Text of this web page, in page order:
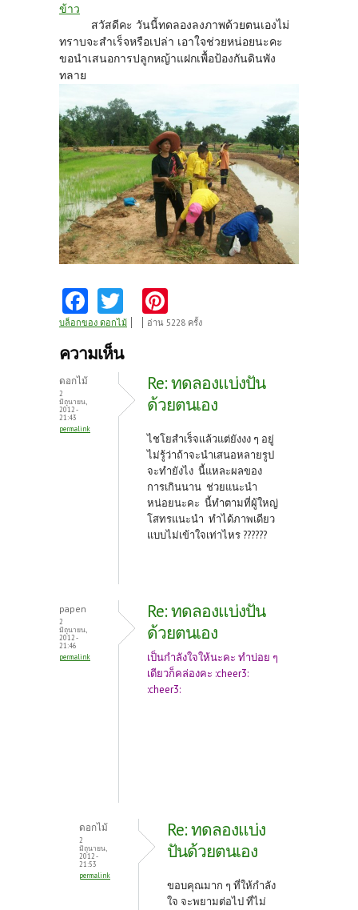
ข้าว
สวัสดีคะ วันนี้ทดลองลงภาพด้วยตนเองไม่
ทราบจะสำเร็จหรือเปล่า เอาใจช่วยหน่อยนะคะ
ขอนำเสนอการปลูกหญ้าแฝกเพื้อป้องกันดินพัง
ทลาย
Fa
ce
b
k
w
itt
nt
es
t
บล็อกของ ดอกไม้ อ่าน 5228 ครั้ง
ความเห็น
ดอกไม้
2
มิถุนายน,
2012 -
21:43
permalink
Re: ทดลองแบ่งปัน
ด้วยตนเอง
ไชโยสำเร็จแล้วแต่ยังงง ๆ อยู่
ไม่รู้ว่าถ้าจะนำเสนอหลายรูป
จะทำยังไง นี้แหละผลของ
การเกินนาน ช่วยแนะนำ
หน่อยนะคะ นี้ทำตามที่ผู้ใหญ่
โสทรแนะนำ ทำได้ภาพเดียว
แบบไม่เข้าใจเท่าไหร ??????
papen
2
มิถุนายน,
2012 -
21:46
permalink
Re: ทดลองแบ่งปัน
ด้วยตนเอง
เป็นกำลังใจให้นะคะ ทำบ่อย ๆ
เดียวก็คล่องคะ :cheer3:
:cheer3:
ดอกไม้
2
มิถุนายน,
2012 -
21:53
permalink
Re: ทดลองแบ่ง
ปันด้วยตนเอง
ขอบคุณมาก ๆ ที่ให้กำลัง
ใจ จะพยามต่อไป ที่ไม่